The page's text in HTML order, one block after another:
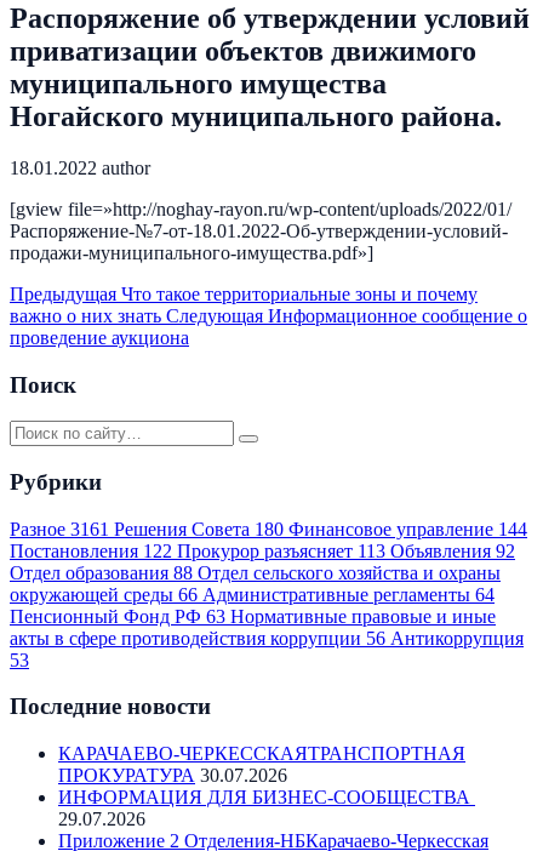
Распоряжение об утверждении условий
приватизации объектов движимого
муниципального имущества
Ногайского муниципального района.
18.01.2022 author
[gview file=»http://noghay-rayon.ru/wp-content/uploads/2022/01/
Распоряжение-№7-от-18.01.2022-Об-утверждении-условий-
продажи-муниципального-имущества.pdf»]
Предыдущая Что такое территориальные зоны и почему
важно о них знать Следующая Информационное сообщение о
проведение аукциона
Поиск
Рубрики
Разное 3161 Решения Совета 180 Финансовое управление 144
Постановления 122 Прокурор разъясняет 113 Объявления 92
Отдел образования 88 Отдел сельского хозяйства и охраны
окружающей среды 66 Административные регламенты 64
Пенсионный Фонд РФ 63 Нормативные правовые и иные
акты в сфере противодействия коррупции 56 Антикоррупция
53
Последние новости
КАРАЧАЕВО-ЧЕРКЕССКАЯТРАНСПОРТНАЯ
ПРОКУРАТУРА 30.07.2026
ИНФОРМАЦИЯ ДЛЯ БИЗНЕС-СООБЩЕСТВА
29.07.2026
Приложение 2 Отделения-НБКарачаево-Черкесская